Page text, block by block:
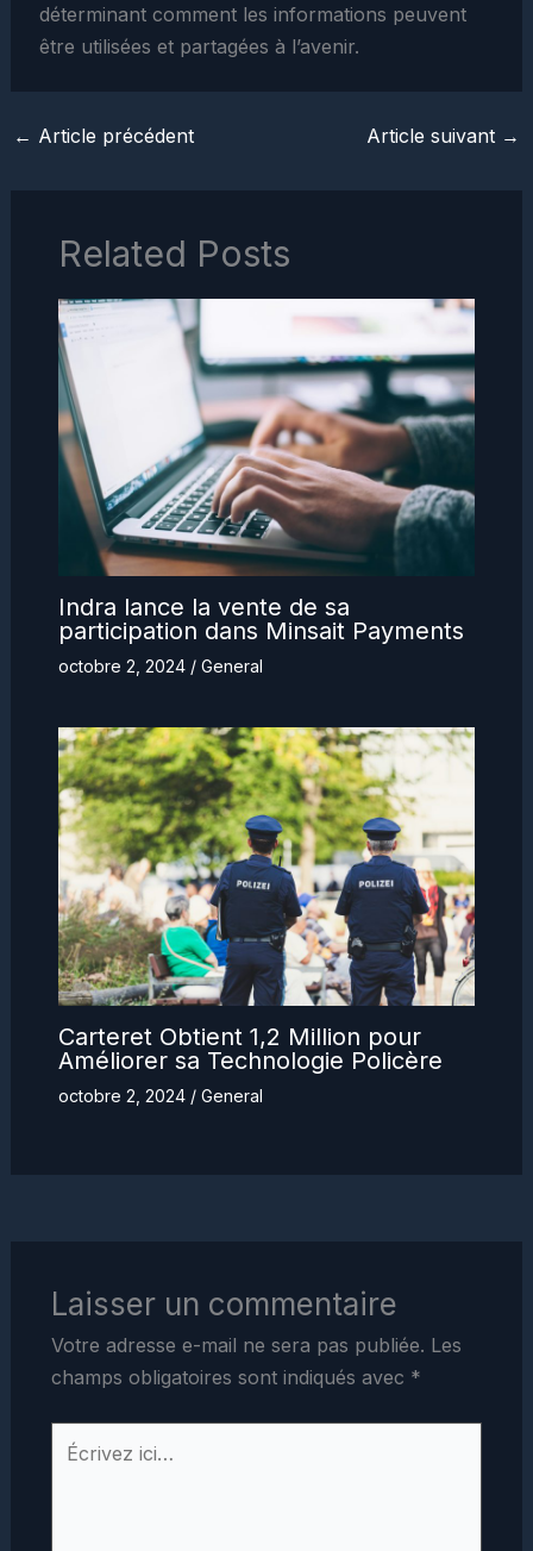
déterminant comment les informations peuvent
être utilisées et partagées à l’avenir.
← Article précédent Article suivant →
Related Posts
Indra lance la vente de sa
participation dans Minsait Payments
octobre 2, 2024 / General
Carteret Obtient 1,2 Million pour
Améliorer sa Technologie Policère
octobre 2, 2024 / General
Laisser un commentaire
Votre adresse e-mail ne sera pas publiée. Les
champs obligatoires sont indiqués avec *
Écrivez